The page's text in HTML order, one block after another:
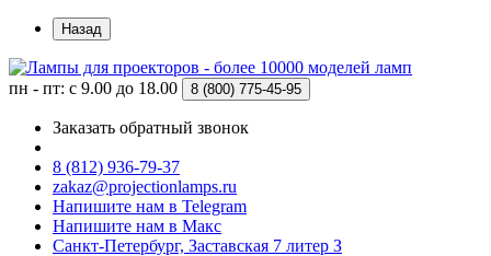
Назад
пн - пт: с 9.00 до 18.00 8 (800) 775-45-95
Заказать обратный звонок
8 (812) 936-79-37
zakaz@projectionlamps.ru
Напишите нам в Telegram
Напишите нам в Макс
Санкт-Петербург, Заставская 7 литер З